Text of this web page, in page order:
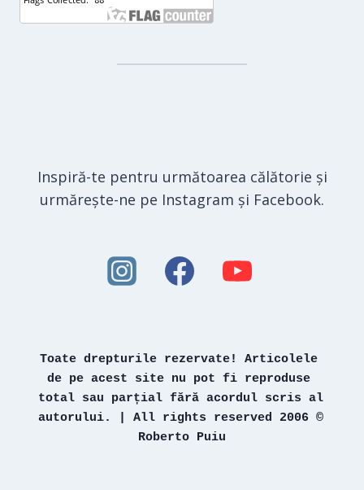
Inspiră-te pentru următoarea călătorie și
urmărește-ne pe Instagram și Facebook.
Toate drepturile rezervate! Articolele
de pe acest site nu pot fi reproduse
total sau parțial fără acordul scris al
autorului. | All rights reserved 2006 ©
Roberto Puiu